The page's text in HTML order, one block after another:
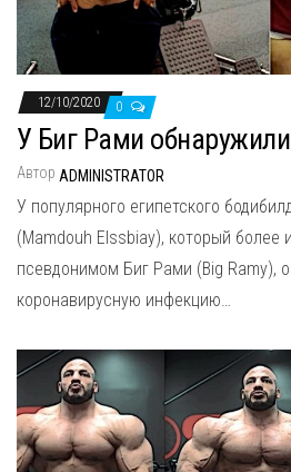
12/10/2020 0
У Биг Рами
Автор ADMINISTRATOR
У популярного египетского
(Mamdouh Elssbiay), который более
псевдонимом Биг Рами (Big Ramy),
коронавирусную инфекцию…